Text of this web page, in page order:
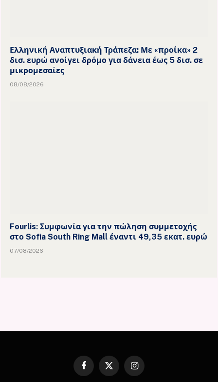
Ελληνική Αναπτυξιακή Τράπεζα: Με «προίκα» 2
δισ. ευρώ ανοίγει δρόμο για δάνεια έως 5 δισ. σε
μικρομεσαίες
08/08/2026
Fourlis: Συμφωνία για την πώληση συμμετοχής
στο Sofia South Ring Mall έναντι 49,35 εκατ. ευρώ
07/08/2026
Facebook
X
Instagram